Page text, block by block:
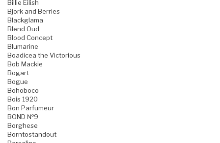
Billie Eilish
Bjork and Berries
Blackglama
Blend Oud
Blood Concept
Blumarine
Boadicea the Victorious
Bob Mackie
Bogart
Bogue
Bohoboco
Bois 1920
Bon Parfumeur
BOND №9
Borghese
Borntostandout